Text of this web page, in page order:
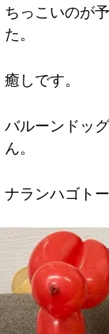
ちっこいのが
た。
癒しです。
バルーンドッ
ん。
ナランハゴト